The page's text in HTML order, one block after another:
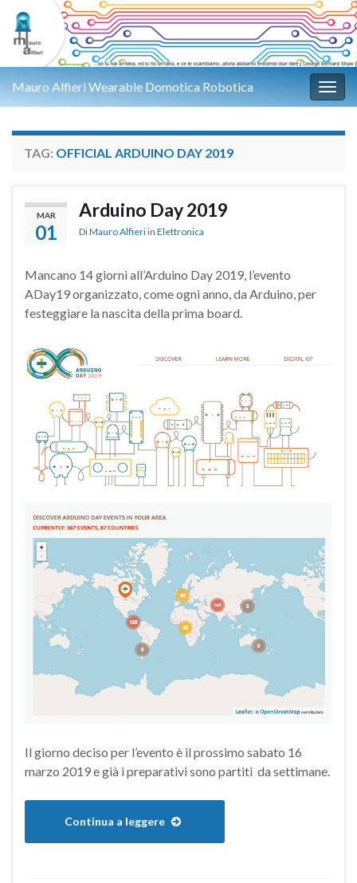
Mauro Alfieri Wearable Domotica Robotica
TAG: OFFICIAL ARDUINO DAY 2019
MAR
01
Arduino Day 2019
DiMauro Alfieri in Elettronica
Mancano 14 giorni all’Arduino Day 2019, l’evento
ADay19 organizzato, come ogni anno, da Arduino, per
festeggiare la nascita della prima board.
Il giorno deciso per l’evento è il prossimo sabato 16
marzo 2019 e già i preparativi sono partiti da settimane.
Continua a leggere